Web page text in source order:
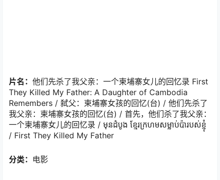
片名： 他们先杀了我父亲：一个柬埔寨女儿的回忆录 First
They Killed My Father: A Daughter of Cambodia
Remembers / 弑父：柬埔寨女孩的回忆(台) / 他们先杀了
我父亲：柬埔寨女孩的回忆(台) / 首先，他们杀了我父亲：
一个柬埔寨女儿的回忆录 / មុនដំបូង ខ្មែរក្រហម​សម្លាប់​ប៉ា​របស់ខ្ញុំ
/ First They Killed My Father
分类： 电影